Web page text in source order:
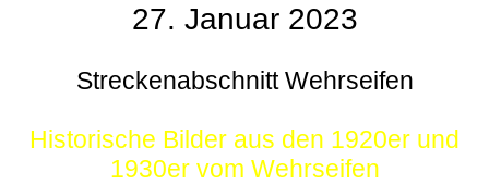
27. Januar 2023
Streckenabschnitt Wehrseifen
Historische Bilder aus den 1920er und
1930er vom Wehrseifen